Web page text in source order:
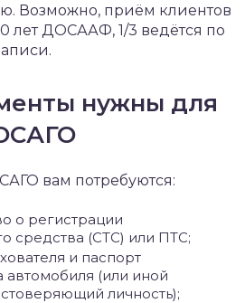
Возможно, приём клиентов
лет ДОСААФ, 1/3 ведётся по
нужны для
вам потребуются:
о регистрации
средства (СТС) или ПТС;
и паспорт
автомобиля (или иной
личность);